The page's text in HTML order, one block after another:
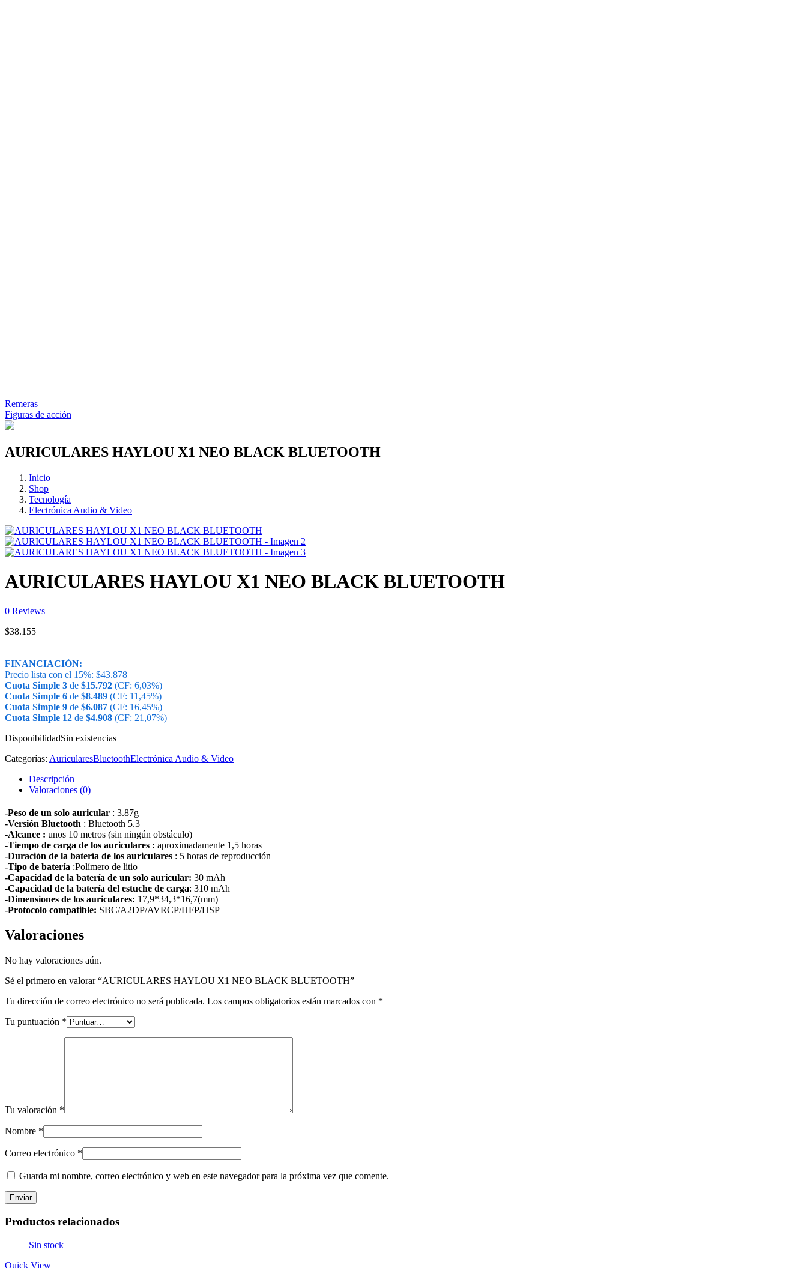
Remeras
Figuras de acción
AURICULARES HAYLOU X1 NEO BLACK BLUETOOTH
Inicio
Shop
Tecnología
Electrónica Audio & Video
AURICULARES HAYLOU X1 NEO BLACK BLUETOOTH
0 Reviews
$38.155
FINANCIACIÓN:
Precio lista con el 15%: $43.878
Cuota Simple 3 de $15.792 (CF: 6,03%)
Cuota Simple 6 de $8.489 (CF: 11,45%)
Cuota Simple 9 de $6.087 (CF: 16,45%)
Cuota Simple 12 de $4.908 (CF: 21,07%)
DisponibilidadSin existencias
Categorías: AuricularesBluetoothElectrónica Audio & Video
Descripción
Valoraciones (0)
-Peso de un solo auricular : 3.87g
-Versión Bluetooth : Bluetooth 5.3
-Alcance : unos 10 metros (sin ningún obstáculo)
-Tiempo de carga de los auriculares : aproximadamente 1,5 horas
-Duración de la batería de los auriculares : 5 horas de reproducción
-Tipo de batería :Polímero de litio
-Capacidad de la batería de un solo auricular: 30 mAh
-Capacidad de la batería del estuche de carga: 310 mAh
-Dimensiones de los auriculares: 17,9*34,3*16,7(mm)
-Protocolo compatible: SBC/A2DP/AVRCP/HFP/HSP
Valoraciones
No hay valoraciones aún.
Sé el primero en valorar “AURICULARES HAYLOU X1 NEO BLACK BLUETOOTH”
Tu dirección de correo electrónico no será publicada. Los campos obligatorios están marcados con *
Tu puntuación *
Tu valoración *
Nombre *
Correo electrónico *
Guarda mi nombre, correo electrónico y web en este navegador para la próxima vez que comente.
Productos relacionados
Sin stock
Quick View